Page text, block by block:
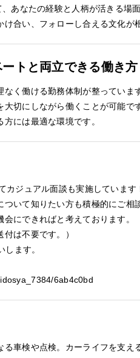
あなたの経験と人柄が活きる場
合い、フォローし合える文化
トと両立できる働き方
く働ける勤務体制が整っていま
切にしながら働くことが可能で
には最適な環境です。
カジュアル面談も実施しています
いて知りたい方も積極的にご相
にできればと考えております。
は不要です。）
ます。
6ab4c0bd
車検や点検。カーライフを支